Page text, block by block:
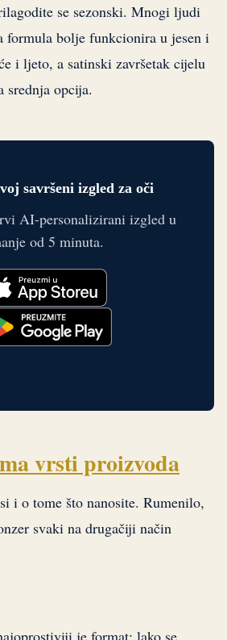
se sezonski. Mnogi ljudi
formula bolje funkcionira u jesen i
i ljeto, a satinski završetak cijelu
srednja opcija.
savršeni izgled za oči
AI-personalizirani izgled u
od 5 minuta.
vrsti proizvoda
i o tome što nanosite. Rumenilo,
svaki na drugačiji način